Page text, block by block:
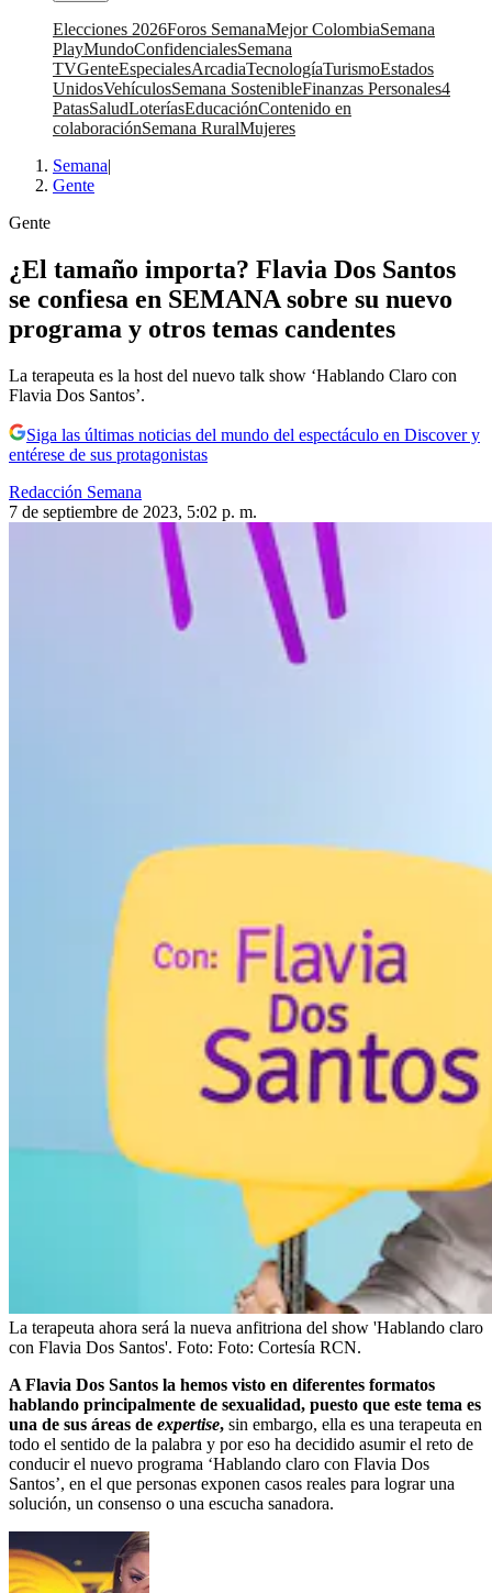
Elecciones 2026Foros SemanaMejor ColombiaSemana
PlayMundoConfidencialesSemana
TVGenteEspecialesArcadiaTecnologíaTurismoEstados
UnidosVehículosSemana SostenibleFinanzas Personales4
PatasSaludLoteríasEducaciónContenido en
colaboraciónSemana RuralMujeres
Semana|
Gente
Gente
¿El tamaño importa? Flavia Dos Santos
se confiesa en SEMANA sobre su nuevo
programa y otros temas candentes
La terapeuta es la host del nuevo talk show ‘Hablando Claro con
Flavia Dos Santos’.
Siga las últimas noticias del mundo del espectáculo en Discover y
entérese de sus protagonistas
Redacción Semana
7 de septiembre de 2023, 5:02 p. m.
La terapeuta ahora será la nueva anfitriona del show 'Hablando claro
con Flavia Dos Santos'. Foto: Foto: Cortesía RCN.
A Flavia Dos Santos la hemos visto en diferentes formatos
hablando principalmente de sexualidad, puesto que este tema es
una de sus áreas de expertise, sin embargo, ella es una terapeuta en
todo el sentido de la palabra y por eso ha decidido asumir el reto de
conducir el nuevo programa ‘Hablando claro con Flavia Dos
Santos’, en el que personas exponen casos reales para lograr una
solución, un consenso o una escucha sanadora.